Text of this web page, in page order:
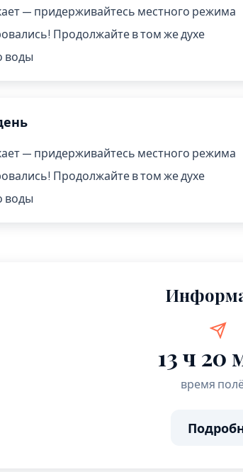
— придерживайтесь местного режима
Продолжайте в том же духе
воды
— придерживайтесь местного режима
Продолжайте в том же духе
воды
13 ч 20
время